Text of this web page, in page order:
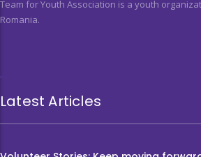
Team for Youth Association is a youth
Romania.
Latest Articles